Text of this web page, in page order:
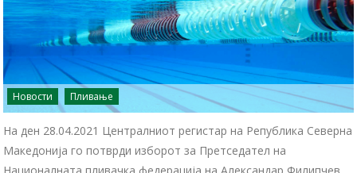
Новости Пливање
На ден 28.04.2021 Централниот регистар на Република Северна
Македонија го потврди изборот за Претседател на